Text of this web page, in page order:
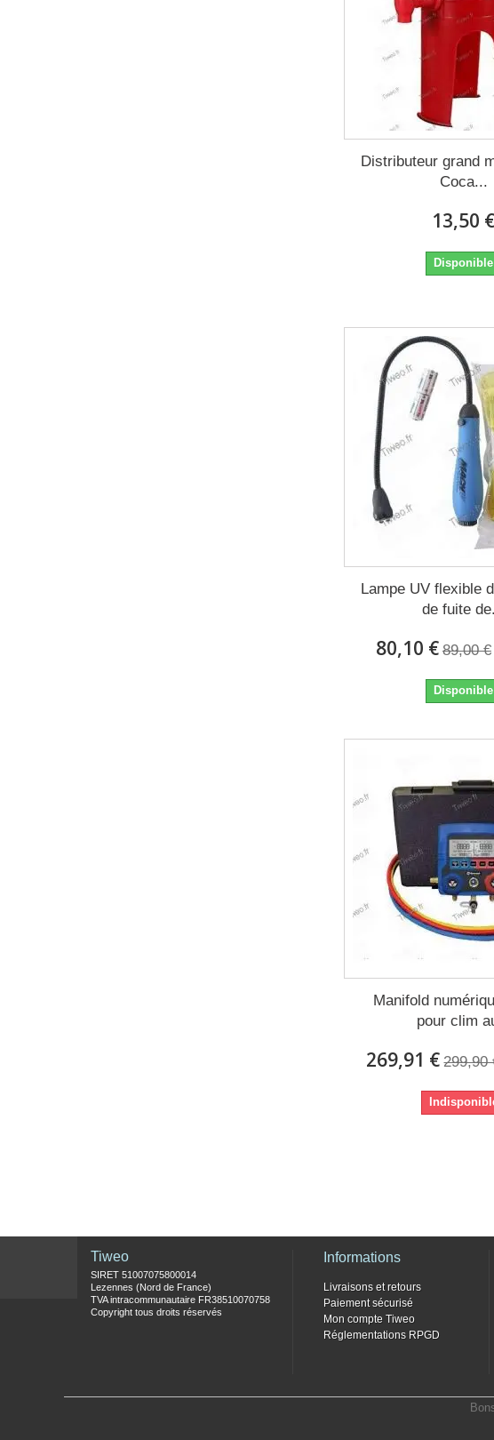
Distributeur grand
Coca...
13,50 €
Disponible
Lampe UV flexible
de fuite
80,10 € 89,00 €
Disponible
Manifold
pour clim
269,91 € 299,90
Tiweo
SIRET 51007075800014
Lezennes (Nord de France)
TVA intracommunautaire FR38510070758
Copyright tous droits réservés
Informations
Livraisons et retours
Paiement sécurisé
Mon compte Tiweo
Réglementations RPGD